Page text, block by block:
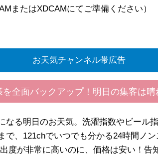
またはXDCAMにてご準備ください）
お天気チャンネル帯広告
を全面バックアップ！明日の集客は晴
なる明日のお天気。洗濯指数やビール
で、121chでいつでも分かる24時間ノ
度が非常に高いのに、価格は安い！告